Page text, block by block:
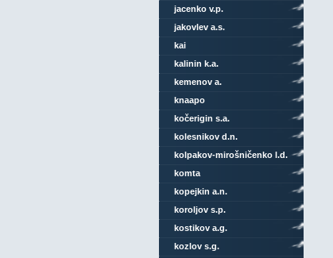
jacenko v.p.
jakovlev a.s.
kai
kalinin k.a.
kemenov a.
knaapo
kočerigin s.a.
kolesnikov d.n.
kolpakov-mirošničenko l.d.
komta
kopejkin a.n.
koroljov s.p.
kostikov a.g.
kozlov s.g.